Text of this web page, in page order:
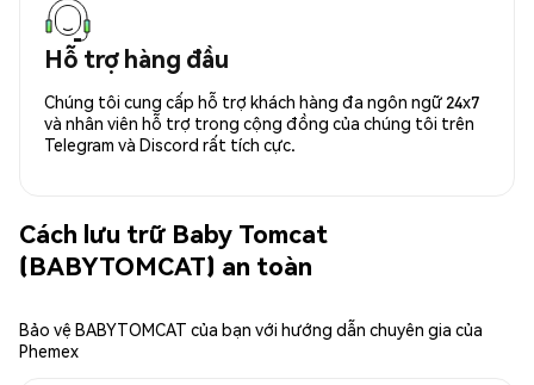
Hỗ trợ hàng đầu
Chúng tôi cung cấp hỗ trợ khách hàng đa ngôn ngữ 24x7
và nhân viên hỗ trợ trong cộng đồng của chúng tôi trên
Telegram và Discord rất tích cực.
Cách lưu trữ Baby Tomcat
(BABYTOMCAT) an toàn
Bảo vệ BABYTOMCAT của bạn với hướng dẫn chuyên gia của
Phemex